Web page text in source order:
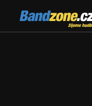
Bandzone.cz
žijeme hudbou